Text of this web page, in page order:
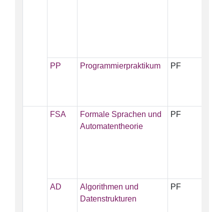
PP Programmierpraktikum PF
FSA
Formale Sprachen und
Automatentheorie
PF
AD
Algorithmen und
Datenstrukturen
PF